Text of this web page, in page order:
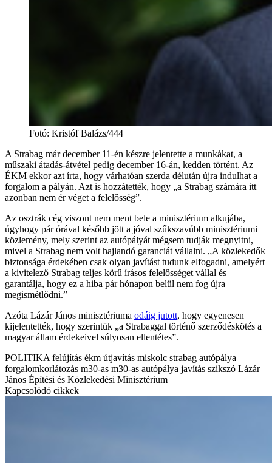
Fotó: Kristóf Balázs/444
A Strabag már december 11-én készre jelentette a munkákat, a
műszaki átadás-átvétel pedig december 16-án, kedden történt. Az
ÉKM ekkor azt írta, hogy várhatóan szerda délután újra indulhat a
forgalom a pályán. Azt is hozzátették, hogy „a Strabag számára itt
azonban nem ér véget a felelősség”.
Az osztrák cég viszont nem ment bele a minisztérium alkujába,
úgyhogy pár órával később jött a jóval szűkszavúbb minisztériumi
közlemény, mely szerint az autópályát mégsem tudják megnyitni,
mivel a Strabag nem volt hajlandó garanciát vállalni. „A közlekedők
biztonsága érdekében csak olyan javítást tudunk elfogadni, amelyért
a kivitelező Strabag teljes körű írásos felelősséget vállal és
garantálja, hogy ez a hiba pár hónapon belül nem fog újra
megismétlődni.”
Azóta Lázár János minisztériuma odáig jutott, hogy egyenesen
kijelentették, hogy szerintük „a Strabaggal történő szerződéskötés a
magyar állam érdekeivel súlyosan ellentétes”.
POLITIKA felújítás ékm útjavítás miskolc strabag autópálya
forgalomkorlátozás m30-as m30-as autópálya javítás szikszó Lázár
János Építési és Közlekedési Minisztérium
Kapcsolódó cikkek